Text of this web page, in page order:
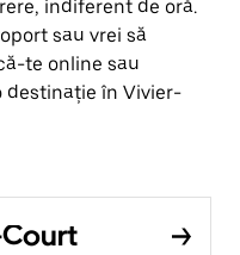
indiferent de oră.
sau vrei să
te online sau
destinație în Vivier-